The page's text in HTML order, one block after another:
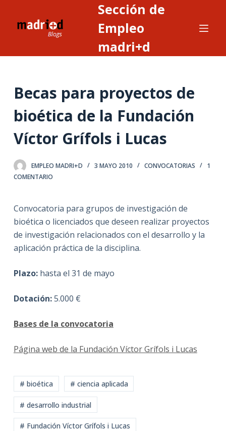
e
n
d
o
Sección de
Empleo
madri+d
Becas para proyectos de
bioética de la Fundación
Víctor Grífols i Lucas
EMPLEO MADRI+D 3 MAYO 2010 CONVOCATORIAS
1
COMENTARIO
Convocatoria para grupos de investigación de
bioética o licenciados que deseen realizar proyectos
de investigación relacionados con el desarrollo y la
aplicación práctica de la disciplina.
Plazo: hasta el 31 de mayo
Dotación:5.000 €
Bases de la convocatoria
Página web de la Fundación Víctor Grífols i Lucas
# bioética # ciencia aplicada
# desarrollo industrial
# Fundación Víctor Grífols i Lucas